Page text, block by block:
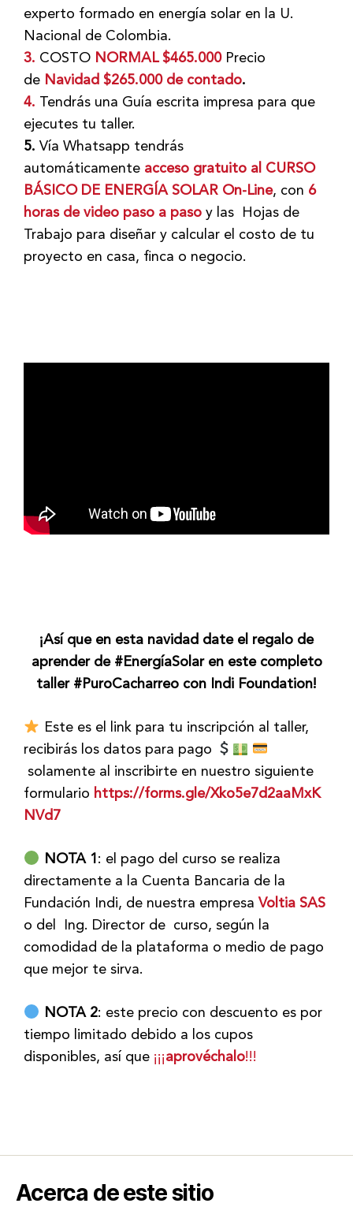
experto formado en energía solar en la U.
Nacional de Colombia.
3. COSTO NORMAL $465.000Precio
de Navidad $265.000 de contado.
4. Tendrás una Guía escrita impresa para que
ejecutes tu taller.
5. Vía Whatsapp tendrás
automáticamente acceso gratuito al CURSO
BÁSICO DE ENERGÍA SOLAR On-Line, con 6
horas de video paso a paso y las Hojas de
Trabajo para diseñar y calcular el costo de tu
proyecto en casa, finca o negocio.
¡Así que en esta navidad date el regalo de
aprender de #EnergíaSolar en este completo
taller #PuroCacharreo con Indi Foundation!
Este es el link para tu inscripción al taller,
recibirás los datos para pago
solamente al inscribirte en nuestro siguiente
formulario https://forms.gle/Xko5e7d2aaMxK
NVd7
NOTA 1 : el pago del curso se realiza
directamente a la Cuenta Bancaria de la
Fundación Indi, de nuestra empresa Voltia SAS
o del Ing. Director de curso, según la
comodidad de la plataforma o medio de pago
que mejor te sirva.
NOTA 2: este precio con descuento es por
tiempo limitado debido a los cupos
disponibles, así que ¡¡¡aprovéchalo!!!
Acerca de este sitio